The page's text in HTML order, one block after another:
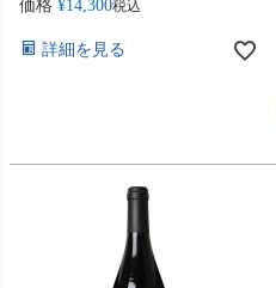
価格 ¥14,300税込
詳細を見る